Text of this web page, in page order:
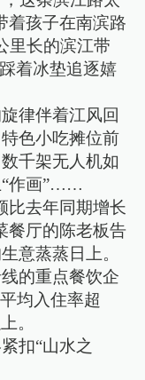
着孩子在南滨路
里长的滨江带
着冰垫追逐嬉
律伴着江风回
色小吃摊位前
千架无人机如
“作画”……
比去年同期增长
餐厅的陈老板告
意蒸蒸日上。
的重点餐饮企
均入住率超
。
扣“山水之